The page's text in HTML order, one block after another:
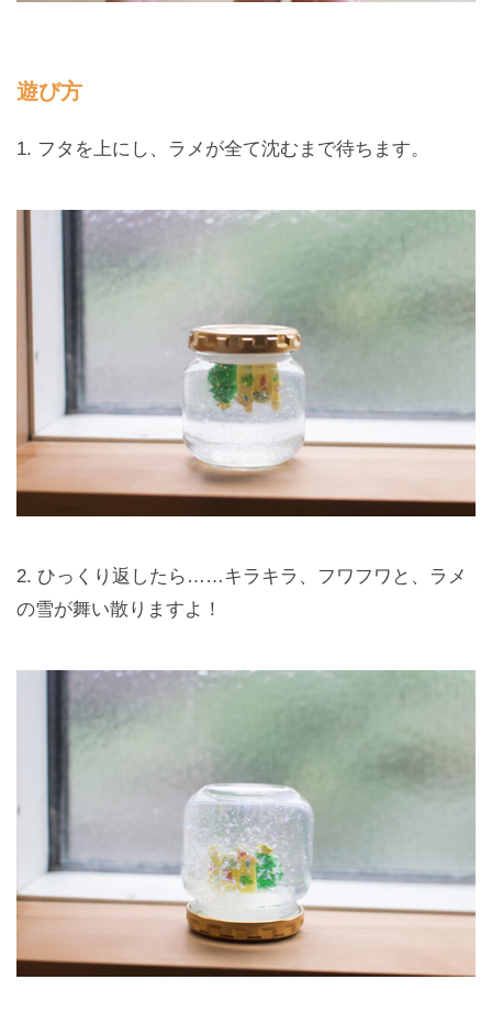
遊び方
1. フタを上にし、ラメが全て沈むまで待ちます。
2. ひっくり返したら……キラキラ、フワフワと、ラメ
の雪が舞い散りますよ！